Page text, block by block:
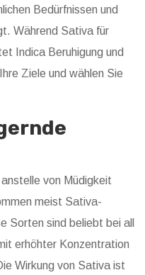
Bedürfnissen und
Während Sativa für
Indica Beruhigung und
Ziele und wählen Sie
von Müdigkeit
meist Sativa-
Sorten sind beliebt bei all
erhöhter Konzentration
Wirkung von Sativa ist